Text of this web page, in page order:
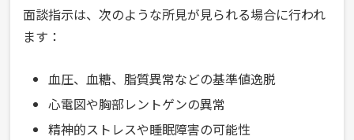
面談指示は、次のような所見が見られる場合に行われ
ます：
血圧、血糖、脂質異常などの基準値逸脱
心電図や胸部レントゲンの異常
精神的ストレスや睡眠障害の可能性